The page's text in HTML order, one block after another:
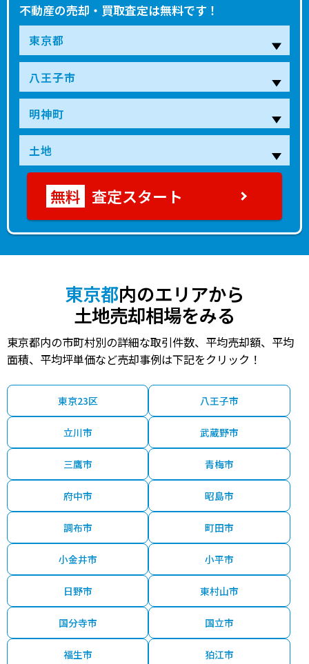
4,000万円 京王八王子 2分 115.00㎡ 110万円 2022年第２四半期
6,300万円 京王八王子 2分 115.00㎡ 180万円 2022年第２四半期
2,900万円 京王八王子 4分 115.00㎡ 82万円 2021年第２四半期
不動産の売却・買取査定は無料です！
査定スタート
東京都内のエリアから
土地売却相場をみる
東京都内の市町村別の詳細な取引件数、平均売却額、平均
面積、平均坪単価など売却事例は下記をクリック！
東京23区 八王子市
立川市 武蔵野市
三鷹市 青梅市
府中市 昭島市
調布市 町田市
小金井市 小平市
日野市 東村山市
国分寺市 国立市
福生市 狛江市